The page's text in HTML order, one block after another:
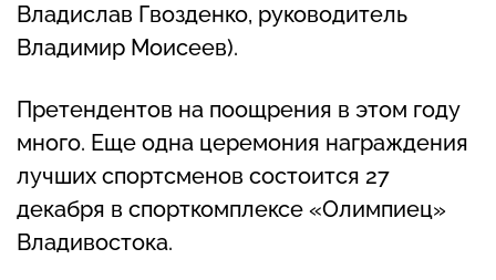
Владислав Гвозденко, руководитель
Владимир Моисеев).
Претендентов на поощрения в этом году
много. Еще одна церемония награждения
лучших спортсменов состоится 27
декабря в спорткомплексе «Олимпиец»
Владивостока.